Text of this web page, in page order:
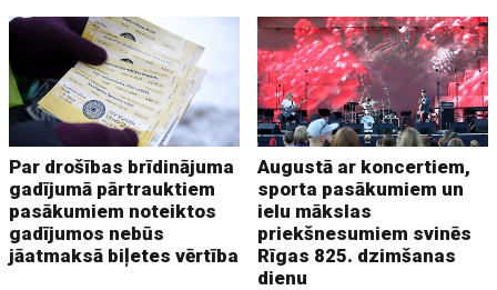
Par drošības brīdinājuma
gadījumā pārtrauktiem
pasākumiem noteiktos
gadījumos nebūs
jāatmaksā biļetes vērtība
Augustā ar koncertiem,
sporta pasākumiem un
ielu mākslas
priekšnesumiem svinēs
Rīgas 825. dzimšanas
dienu